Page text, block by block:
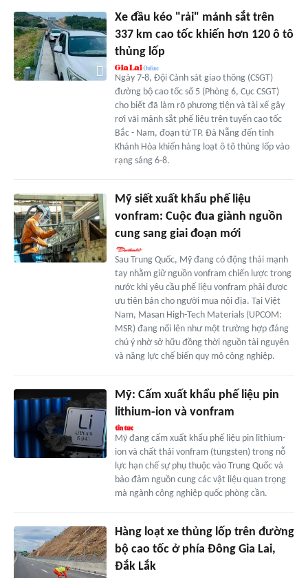
Xe đầu kéo "rải" mảnh sắt trên
337 km cao tốc khiến hơn 120 ô tô
thủng lốp
Ngày 7-8, Đội Cảnh sát giao thông (CSGT)
đường bộ cao tốc số 5 (Phòng 6, Cục CSGT)
cho biết đã làm rõ phương tiện và tài xế gây
rơi vãi mảnh sắt phế liệu trên tuyến cao tốc
Bắc - Nam, đoạn từ TP. Đà Nẵng đến tỉnh
Khánh Hòa khiến hàng loạt ô tô thủng lốp vào
rạng sáng 6-8.
Mỹ siết xuất khẩu phế liệu
vonfram: Cuộc đua giành nguồn
cung sang giai đoạn mới
Sau Trung Quốc, Mỹ đang có động thái mạnh
tay nhằm giữ nguồn vonfram chiến lược trong
nước khi yêu cầu phế liệu vonfram phải được
ưu tiên bán cho người mua nội địa. Tại Việt
Nam, Masan High-Tech Materials (UPCOM:
MSR) đang nổi lên như một trường hợp đáng
chú ý nhờ sở hữu đồng thời nguồn tài nguyên
và năng lực chế biến quy mô công nghiệp.
Mỹ: Cấm xuất khẩu phế liệu pin
lithium-ion và vonfram
Mỹ đang cấm xuất khẩu phế liệu pin lithium-
ion và chất thải vonfram (tungsten) trong nỗ
lực hạn chế sự phụ thuộc vào Trung Quốc và
bảo đảm nguồn cung các vật liệu quan trọng
mà ngành công nghiệp quốc phòng cần.
Hàng loạt xe thủng lốp trên đường
bộ cao tốc ở phía Đông Gia Lai,
Đắk Lắk